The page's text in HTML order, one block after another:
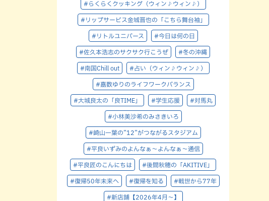
#らくらくクッキング（ウィン♪ウィン♪）
#リップサービス金城晋也の「こちら舞台袖」
#リトルユニバース #今日は何の日
#佐久本浩志のサクサク行こうぜ #冬の沖縄
#南国Chill out #占い（ウィン♪ウィン♪）
#嘉数ゆりのライフワークバランス
#大城良太の「良TIME」 #学生応援 #対馬丸
#小林美沙希のみさきいろ
#崎山一葉の”12”がつながるスタジアム
#平良いずみのよんなぁ～よんなぁ～通信
#平良匠のこんにちは #後間秋穂の「AKITIVE」
#復帰50年未来へ #復帰を知る #戦世から77年
#新店舗【2026年4月～】